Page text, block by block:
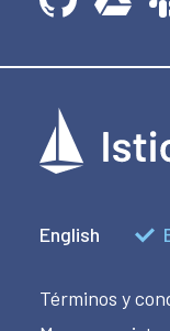
English
Términos y